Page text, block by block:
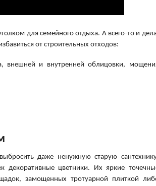
для семейного отдыха. А всего-то и
от строительных отходов:
внешней и внутренней облицовки,
даже ненужную старую
декоративные цветники. Их яркие
замощенных тротуарной плиткой